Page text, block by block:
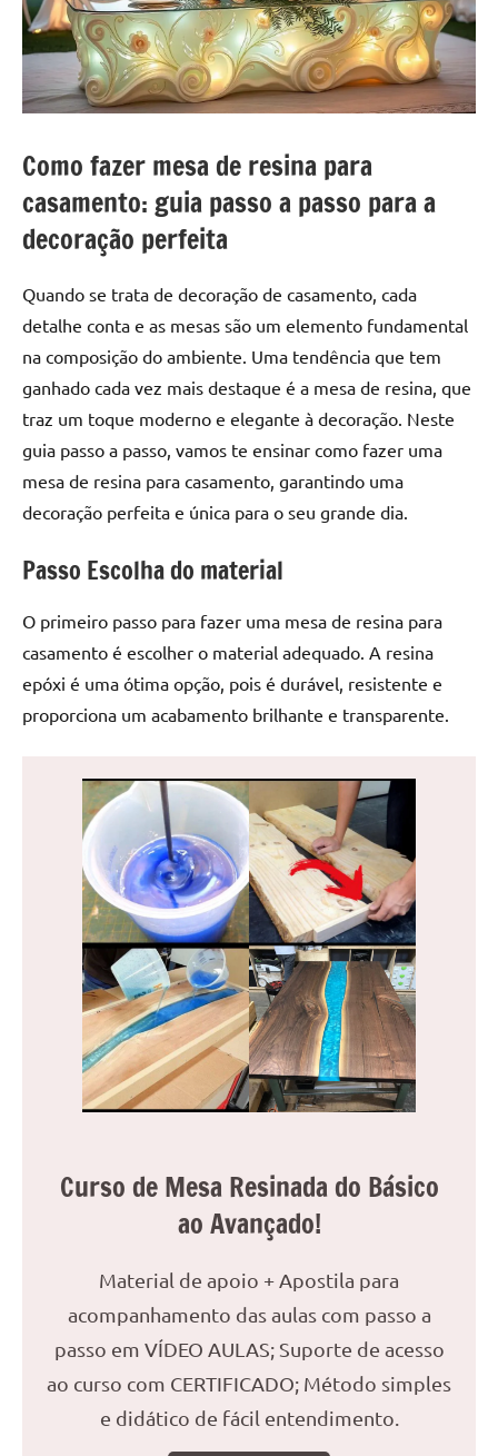
passo
criatividade
da
Explore
dicas
inspirações
sobre
de
madeira
de
resina,
incluindo
designs
de
mesas
de
de
e
mesas
cascata
reuniões
encontrará
que
Como fazer mesa de resina para
casamento: guia passo a passo para a
decoração perfeita
Quando se trata de decoração de casamento, cada
detalhe conta e as mesas são um elemento fundamental
na composição do ambiente. Uma tendência que tem
ganhado cada vez mais destaque é a mesa de resina, que
traz um toque moderno e elegante à decoração. Neste
guia passo a passo, vamos te ensinar como fazer uma
mesa de resina para casamento, garantindo uma
decoração perfeita e única para o seu grande dia.
Passo Escolha do material
O primeiro passo para fazer uma mesa de resina para
casamento é escolher o material adequado. A resina
epóxi é uma ótima opção, pois é durável, resistente e
proporciona um acabamento brilhante e transparente.
Curso de Mesa Resinada do Básico
ao Avançado!
Material de apoio + Apostila para
acompanhamento das aulas com passo a
passo em VÍDEO AULAS; Suporte de acesso
ao curso com CERTIFICADO; Método simples
e didático de fácil entendimento.